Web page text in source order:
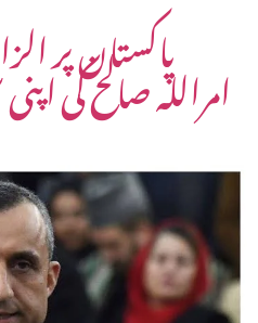
پاکستان پر
امراللہ صالح کی